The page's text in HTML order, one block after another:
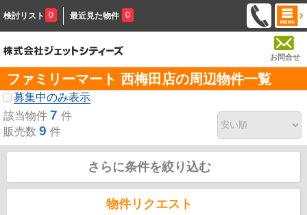
検討リスト 0 最近見た物件 0
お問合せ
ファミリーマート 西梅田店の周辺物件一覧
募集中のみ表示
該当物件 7 件
販売数 9 件
さらに条件を絞り込む
物件リクエスト